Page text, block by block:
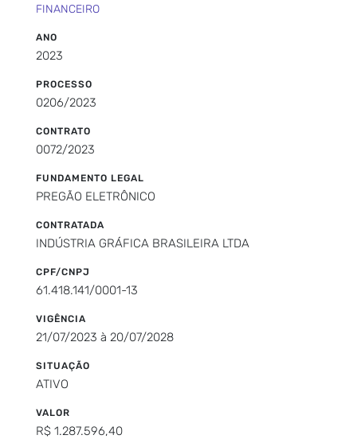
FINANCEIRO
ANO
2023
PROCESSO
0206/2023
CONTRATO
0072/2023
FUNDAMENTO LEGAL
PREGÃO ELETRÔNICO
CONTRATADA
INDÚSTRIA GRÁFICA BRASILEIRA LTDA
CPF/CNPJ
61.418.141/0001-13
VIGÊNCIA
21/07/2023 à 20/07/2028
SITUAÇÃO
ATIVO
VALOR
R$ 1.287.596,40